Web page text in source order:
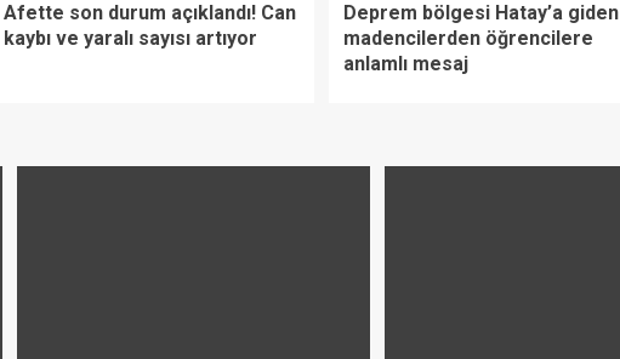
Afette son durum açıklandı! Can
kaybı ve yaralı sayısı artıyor
Deprem bölgesi Hatay’a giden
madencilerden öğrencilere
anlamlı mesaj